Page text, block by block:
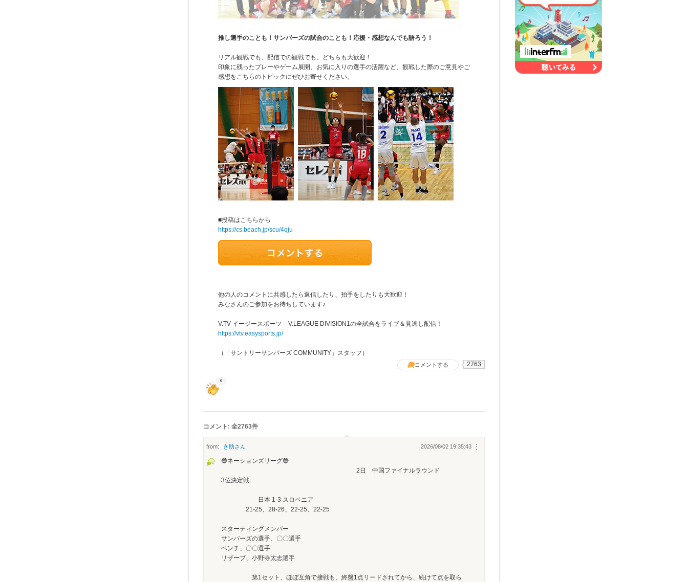
推し選手のことも！サンバーズの試合のことも！応援・感想なんでも語ろう！
リアル観戦でも、配信での観戦でも、どちらも大歓迎！
印象に残ったプレーやゲーム展開、お気に入りの選手の活躍など、観戦した際のご意見やご
感想をこちらのトピックにぜひお寄せください。
■投稿はこちらから
https://cs.beach.jp/scu/4qju
他の人のコメントに共感したら返信したり、拍手をしたりも大歓迎！
みなさんのご参加をお待ちしています♪
V.TV イージースポーツ – V.LEAGUE DIVISION1の全試合をライブ＆見逃し配信！
https://vtv.easysports.jp/
（「サントリーサンバーズ COMMUNITY」スタッフ）
コメントする 2763
6
コメント: 全2763件
from: き助さん ︙
2026/08/02 19:35:43
🔵ネーションズリーグ🔵
2日 中国ファイナルラウンド
3位決定戦
日本 1-3 スロベニア
21-25、28-26、22-25、22-25
スターティングメンバー
サンバーズの選手、〇〇選手
ベンチ、〇〇選手
リザーブ、小野寺太志選手
第1セット、ほぼ互角で接戦も、終盤1点リードされてから、続けて点を取ら